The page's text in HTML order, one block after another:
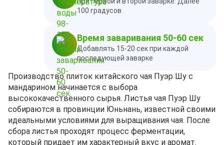
100 градусов
Время заваривания 50-60 сек
Добавлять 15-20 сек при каждой
последующей заварке
Производство плиток китайского чая Пуэр Шу с
мандарином начинается с выбора
высококачественного сырья. Листья чая Пуэр Шу
собираются в провинции Юньнань, известной своими
идеальными условиями для выращивания чая. После
сбора листья проходят процесс ферментации,
который придает им характерный вкус и аромат.